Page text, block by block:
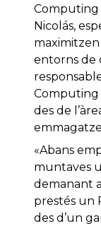
Computing
Nicolás,
entorns de
Computing
des de
«Abans
muntaves
demanant
prestés un
des d’un